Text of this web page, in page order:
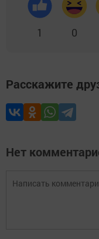
1 0
Расскажите
Нет